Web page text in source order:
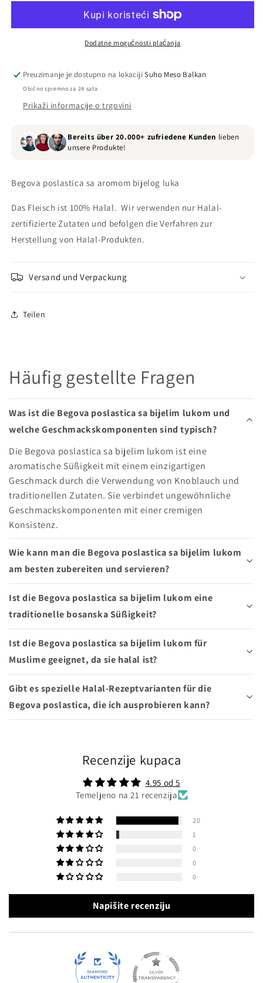
lukom
bijelim
lukom
Dodatne mogućnosti plaćanja
Preuzimanje je dostupno na lokacijiSuho Meso Balkan
Obično spremno za 24 sata
Prikaži informacije o trgovini
Bereits über 20.000+ zufriedene Kunden lieben
unsere Produkte!
Begova poslastica sa aromom bijelog luka
Das Fleisch ist 100% Halal. Wir verwenden nur Halal-
zertifizierte Zutaten und befolgen die Verfahren zur
Herstellung von Halal-Produkten.
Versand und Verpackung
Teilen
Häufig gestellte Fragen
Was ist die Begova poslastica sa bijelim lukom und
welche Geschmackskomponenten sind typisch?
Die Begova poslastica sa bijelim lukom ist eine
aromatische Süßigkeit mit einem einzigartigen
Geschmack durch die Verwendung von Knoblauch und
traditionellen Zutaten. Sie verbindet ungewöhnliche
Geschmackskomponenten mit einer cremigen
Konsistenz.
Wie kann man die Begova poslastica sa bijelim lukom
am besten zubereiten und servieren?
Ist die Begova poslastica sa bijelim lukom eine
traditionelle bosanska Süßigkeit?
Ist die Begova poslastica sa bijelim lukom für
Muslime geeignet, da sie halal ist?
Gibt es spezielle Halal-Rezeptvarianten für die
Begova poslastica, die ich ausprobieren kann?
Recenzije kupaca
4.95 od 5
Temeljeno na 21 recenzija
20
1
0
0
0
Napišite recenziju